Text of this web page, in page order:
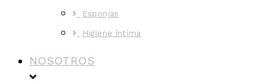
Esponjas
Higiene íntima
NOSOTROS